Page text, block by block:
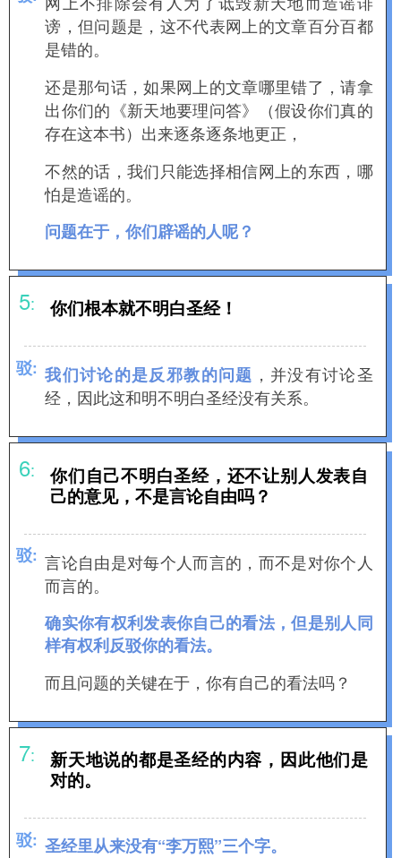
谤，但问题是，这不代表网上的文章百分百都
是错的。
还是那句话，如果网上的文章哪里错了，请拿
出你们的《新天地要理问答》（假设你们真的
存在这本书）出来逐条逐条地更正，
不然的话，我们只能选择相信网上的东西，哪
怕是造谣的。
问题在于，你们辟谣的人呢？
5: 你们根本就不明白圣经！
驳: 我们讨论的是反邪教的问题 ，并没有讨论圣
经，因此这和明不明白圣经没有关系。
6:
你们自己不明白圣经，还不让别人发表自
己的意见，不是言论自由吗？
驳: 言论自由是对每个人而言的，而不是对你个人
而言的。
确实你有权利发表你自己的看法，但是别人同
样有权利反驳你的看法。
而且问题的关键在于，你有自己的看法吗？
7:
新天地说的都是圣经的内容，因此他们是
对的。
驳: 圣经里从来没有“李万熙”三个字。